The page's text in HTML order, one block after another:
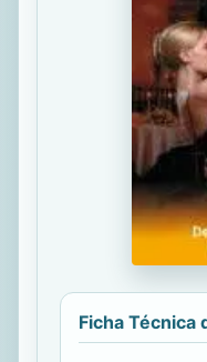
Ficha Técnica